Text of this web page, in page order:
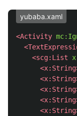
yubaba.xaml
<Activity
<scg:List